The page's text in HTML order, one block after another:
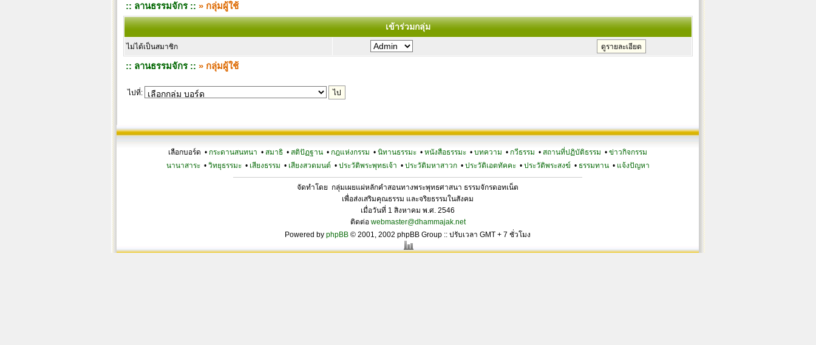
:: ลานธรรมจักร :: » กลุ่มผู้ใช้
เข้าร่วมกลุ่ม
ไม่ได้เป็นสมาชิก
:: ลานธรรมจักร :: » กลุ่มผู้ใช้
ไปที่:
เลือกบอร์ด • กระดานสนทนา • สมาธิ • สติปัฏฐาน • กฎแห่งกรรม • นิทานธรรมะ • หนังสือธรรมะ • บทความ • กวีธรรม • สถานที่ปฏิบัติธรรม • ข่าวกิจกรรม
นานาสาระ• วิทยุธรรมะ• เสียงธรรม • เสียงสวดมนต์ • ประวัติพระพุทธเจ้า • ประวัติมหาสาวก• ประวัติเอตทัคคะ• ประวัติพระสงฆ์ • ธรรมทาน• แจ้งปัญหา
จัดทำโดย กลุ่มเผยแผ่หลักคำสอนทางพระพุทธศาสนา ธรรมจักรดอทเน็ต
เพื่อส่งเสริมคุณธรรม และจริยธรรมในสังคม
เมื่อวันที่ 1 สิงหาคม พ.ศ. 2546
ติดต่อ webmaster@dhammajak.net
Powered by phpBB © 2001, 2002 phpBB Group :: ปรับเวลา GMT + 7 ชั่วโมง